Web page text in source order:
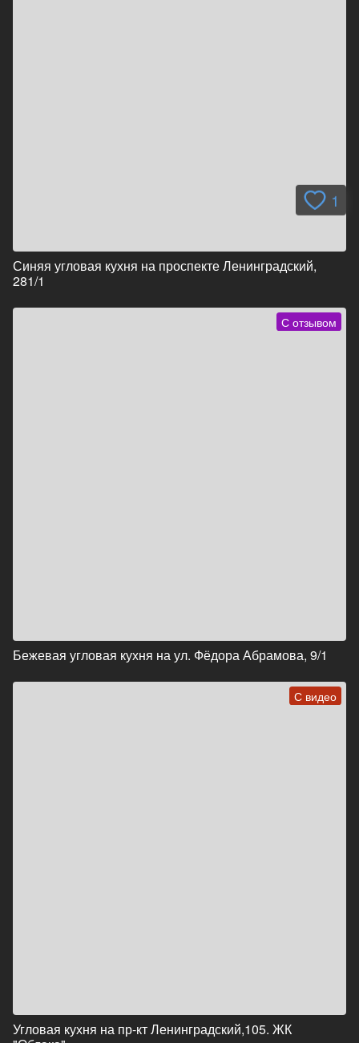
1
Синяя угловая кухня на проспекте Ленинградский,
281/1
С отзывом
Бежевая угловая кухня на ул. Фёдора Абрамова, 9/1
С видео
Угловая кухня на пр-кт Ленинградский,105. ЖК